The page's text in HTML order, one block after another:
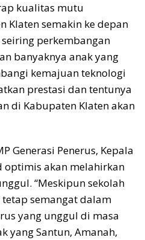
kualitas mutu
Klaten semakin ke depan
perkembangan
banyaknya anak yang
kemajuan teknologi
prestasi dan tentunya
di Kabupaten Klaten akan
Generasi Penerus, Kepala
optimis akan melahirkan
“Meskipun sekolah
semangat dalam
yang unggul di masa
yang Santun, Amanah,